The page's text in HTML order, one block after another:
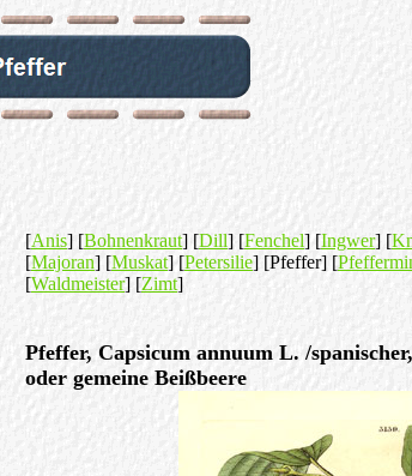
[Anis] [Bohnenkraut] [Dill] [Fenchel] [Ingwer] [
[Majoran] [Muskat] [Petersilie] [Pfeffer] [
[Waldmeister] [Zimt]
Pfeffer, Capsicum annuum L. /
oder gemeine Beißbeere